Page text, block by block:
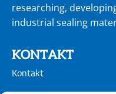
researching,
industrial sealing
KONTAKT
Kontakt